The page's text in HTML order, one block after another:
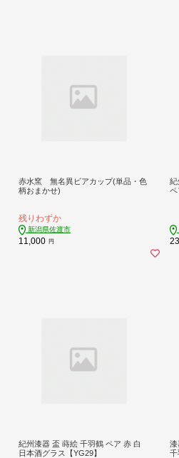
赤水窯 無名異ビアカップ(単品・色
柄おまかせ)
残りわずか
新潟県佐渡市
11,000 円
紀
ペ
紀州漆器 盃 蒔絵 千羽鶴 ペア 赤 白
日本酒グラス【YG29】
漆
千